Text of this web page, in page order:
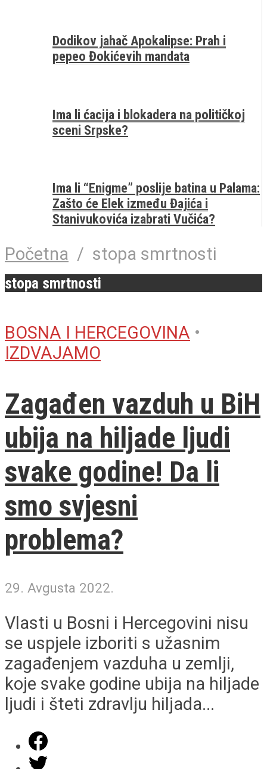
Dodikov jahač Apokalipse: Prah i
pepeo Đokićevih mandata
Ima li ćacija i blokadera na političkoj
sceni Srpske?
Ima li “Enigme” poslije batina u Palama:
Zašto će Elek između Đajića i
Stanivukovića izabrati Vučića?
Početna / stopa smrtnosti
stopa smrtnosti
BOSNA I HERCEGOVINA •
IZDVAJAMO
Zagađen vazduh u BiH
ubija na hiljade ljudi
svake godine! Da li
smo svjesni
problema?
29. Avgusta 2022.
Vlasti u Bosni i Hercegovini nisu
se uspjele izboriti s užasnim
zagađenjem vazduha u zemlji,
koje svake godine ubija na hiljade
ljudi i šteti zdravlju hiljada...